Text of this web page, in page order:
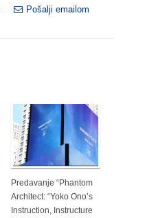
Pošalji emailom
Predavanje “Phantom
Architect: “Yoko Ono’s
Instruction, Instructure